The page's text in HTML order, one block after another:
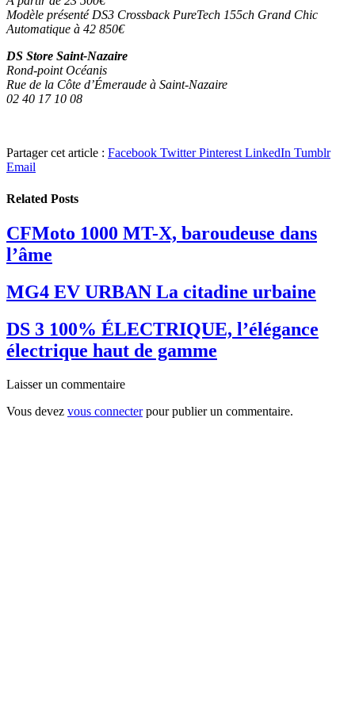
Modèle présenté DS3 Crossback PureTech 155ch Grand Chic
Automatique à 42 850€
DS Store Saint-Nazaire
Rond-point Océanis
Rue de la Côte d’Émeraude à Saint-Nazaire
02 40 17 10 08
Partager cet article : Facebook Twitter Pinterest LinkedIn Tumblr
Email
Related Posts
CFMoto 1000 MT-X, baroudeuse dans
l’âme
MG4 EV URBAN La citadine urbaine
DS 3 100% ÉLECTRIQUE, l’élégance
électrique haut de gamme
Laisser un commentaire
Vous devez vous connecterpour publier un commentaire.